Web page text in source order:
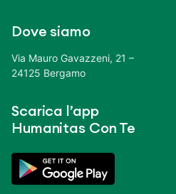
Dove siamo
Via Mauro Gavazzeni, 21 –
24125 Bergamo
Scarica l’app
Humanitas Con Te